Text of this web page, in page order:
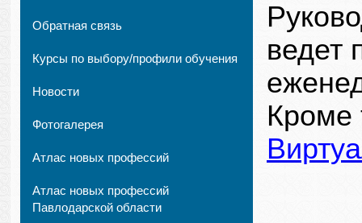
Обратная связь
Курсы по выбору/профили обучения
Новости
Фотогалерея
Атлас новых профессий
Атлас новых профессий
Павлодарской области
ведет
Кроме